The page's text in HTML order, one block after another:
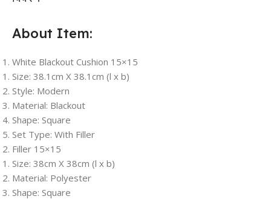
About Item:
White Blackout Cushion 15×15
Size: 38.1cm X 38.1cm (l x b)
Style: Modern
Material: Blackout
Shape: Square
Set Type: With Filler
Filler 15×15
Size: 38cm X 38cm (l x b)
Material: Polyester
Shape: Square